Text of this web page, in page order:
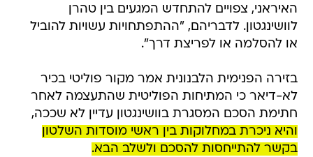
האיראני, צפויים להתחדש המגעים בין טהרן
לוושינגטון. לדבריהם, "ההתפתחויות עשויות להוביל
או להסלמה או לפריצת דרך".
בזירה הפנימית הלבנונית אמר מקור פוליטי בכיר
לא-דיאר כי המתיחות הפוליטית שהתעצמה לאחר
חתימת הסכם המסגרת בוושינגטון עדיין לא שככה,
והיא ניכרת במחלוקות בין ראשי מוסדות השלטון
בקשר להתייחסות להסכם ולשלב הבא.